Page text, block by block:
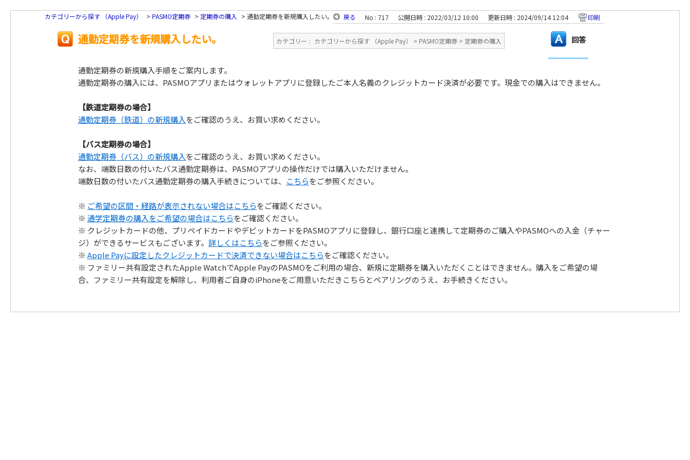
カテゴリーから探す （Apple Pay） > PASMO定期券 > 定期券の購入 > 通勤定期券を新規購入したい。 戻る No : 717 公開日時 : 2022/03/12 10:00 更新日時 : 2024/09/14 12:04 印刷
通勤定期券を新規購入したい。 カテゴリー : カテゴリーから探す （Apple Pay） > PASMO定期券 > 定期券の購入 回答
通勤定期券の新規購入手順をご案内します。
通勤定期券の購入には、PASMOアプリまたはウォレットアプリに登録したご本人名義のクレジットカード決済が必要です。現金での購入はできません。
【鉄道定期券の場合】
通勤定期券（鉄道）の新規購入をご確認のうえ、お買い求めください。
【バス定期券の場合】
通勤定期券（バス）の新規購入をご確認のうえ、お買い求めください。
なお、端数日数の付いたバス通勤定期券は、PASMOアプリの操作だけでは購入いただけません。
端数日数の付いたバス通勤定期券の購入手続きについては、 こちらをご参照ください。
※ ご希望の区間・経路が表示されない場合はこちらをご確認ください。
※ 通学定期券の購入をご希望の場合はこちらをご確認ください。
※ クレジットカードの他、プリペイドカードやデビットカードをPASMOアプリに登録し、銀行口座と連携して定期券のご購入やPASMOへの入金（チャー
ジ）ができるサービスもございます。 詳しくはこちらをご参照ください。
※ Apple Payに設定したクレジットカードで決済できない場合はこちらをご確認ください。
※ ファミリー共有設定されたApple WatchでApple PayのPASMOをご利用の場合、新規に定期券を購入いただくことはできません。購入をご希望の場
合、ファミリー共有設定を解除し、利用者ご自身のiPhoneをご用意いただきこちらとペアリングのうえ、お手続きください。